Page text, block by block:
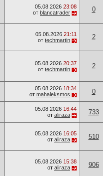
05.08.2026 23:08
от blancatrader 0
05.08.2026 21:11
от techmartin 2
05.08.2026 20:37
от techmartin 2
05.08.2026 18:34
от mahaleksmos 0
05.08.2026 16:44
от aliraza 733
05.08.2026 16:05
от aliraza 510
05.08.2026 15:38
от aliraza 906